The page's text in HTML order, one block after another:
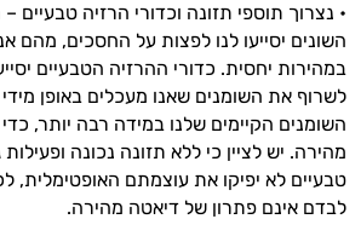
• נצרוך תוספי תזונה וכדורי הרזיה טבעיים
השונים יסייעו לנו לפצות על החסכים, מהם
במהירות יחסית. כדורי ההרזיה הטבעיים
לשרוף את השומנים שאנו מעכלים באופן
השומנים הקיימים שלנו במידה רבה יותר,
מהירה. יש לציין כי ללא תזונה נכונה ופעילות
טבעיים לא יפיקו את עוצמתם האופטימלית,
לבדם אינם פתרון של דיאטה מהירה.